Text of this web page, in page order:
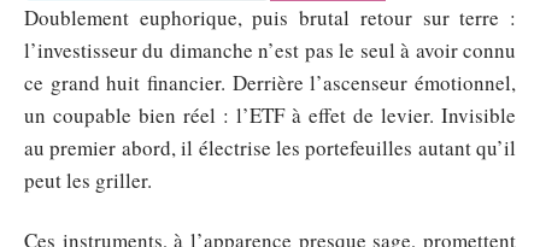
Doublement euphorique, puis brutal retour sur terre :
l’investisseur du dimanche n’est pas le seul à avoir connu
ce grand huit financier. Derrière l’ascenseur émotionnel,
un coupable bien réel : l’ETF à effet de levier. Invisible
au premier abord, il électrise les portefeuilles autant qu’il
peut les griller.
Ces instruments, à l’apparence presque sage, promettent